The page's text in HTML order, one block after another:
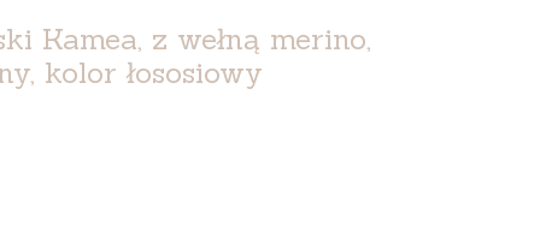
Kamea, z wełną merino,
kolor łososiowy